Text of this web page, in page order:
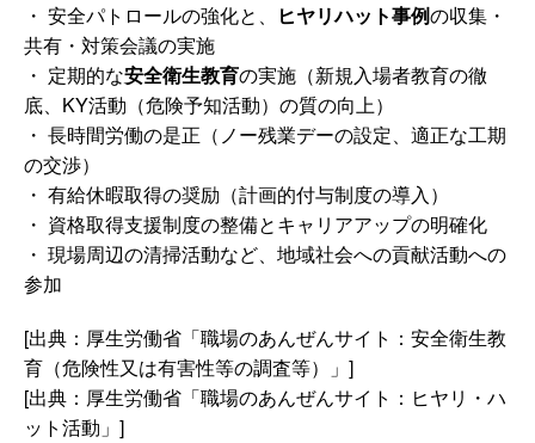
・ 安全パトロールの強化と、
ヒヤリハット事例の収集・
共有・対策会議の実施
・ 定期的な安全衛生教育の実施（新規入場者教育の徹
底、KY活動（危険予知活動）の質の向上）
・ 長時間労働の是正（ノー残業デーの設定、適正な工期
の交渉）
・ 有給休暇取得の奨励（計画的付与制度の導入）
・ 資格取得支援制度の整備とキャリアアップの明確化
・ 現場周辺の清掃活動など、地域社会への貢献活動への
参加
[出典：厚生労働省「職場のあんぜんサイト：安全衛生教
育（危険性又は有害性等の調査等）」]
[出典：厚生労働省「職場のあんぜんサイト：ヒヤリ・ハ
ット活動」]